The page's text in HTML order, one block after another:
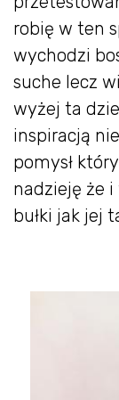
robię w ten
wychodzi
suche lecz
wyżej ta
inspiracją
pomysł
nadzieję że
bułki jak jej